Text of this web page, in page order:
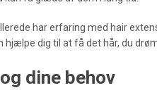
har erfaring med hair
hjælpe dig til at få det hår, du
dine behov